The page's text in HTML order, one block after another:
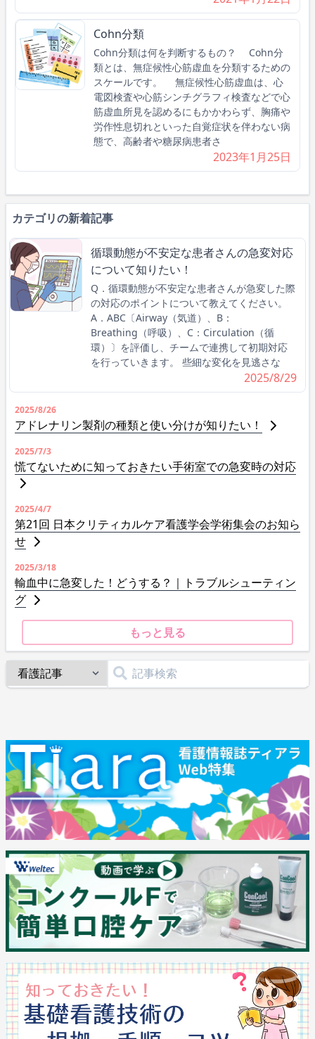
Cohn分類
Cohn分類は何を判断するもの？ Cohn分
類とは、無症候性心筋虚血を分類するための
スケールです。 無症候性心筋虚血は、心
電図検査や心筋シンチグラフィ検査などで心
筋虚血所見を認めるにもかかわらず、胸痛や
労作性息切れといった自覚症状を伴わない病
態で、高齢者や糖尿病患者さ
2023年1月25日
カテゴリの新着記事
循環動態が不安定な患者さんの急変対応
について知りたい！
Q．循環動態が不安定な患者さんが急変した際
の対応のポイントについて教えてください。
A．ABC〔Airway（気道）、B：
Breathing（呼吸）、C：Circulation（循
環）〕を評価し、チームで連携して初期対応
を行っていきます。 些細な変化を見逃さな
2025/8/29
2025/8/26
アドレナリン製剤の種類と使い分けが知りたい！
2025/7/3
慌てないために知っておきたい手術室での急変時の対応
2025/4/7
第21回 日本クリティカルケア看護学会学術集会のお知ら
せ
2025/3/18
輸血中に急変した！どうする？｜トラブルシューティン
グ
もっと見る